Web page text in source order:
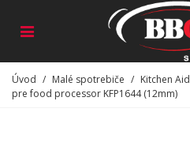
Úvod / Malé spotrebiče / Kitchen Aid
pre food processor KFP1644 (12mm)